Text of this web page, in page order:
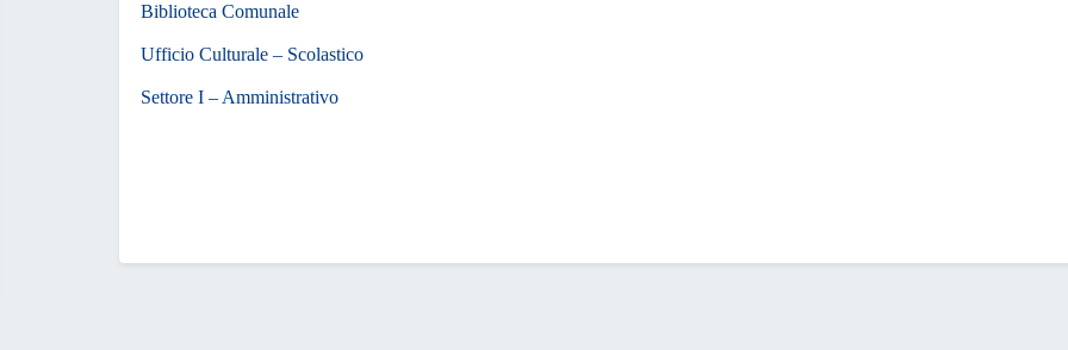
Biblioteca Comunale
Ufficio Culturale – Scolastico
Settore I – Amministrativo